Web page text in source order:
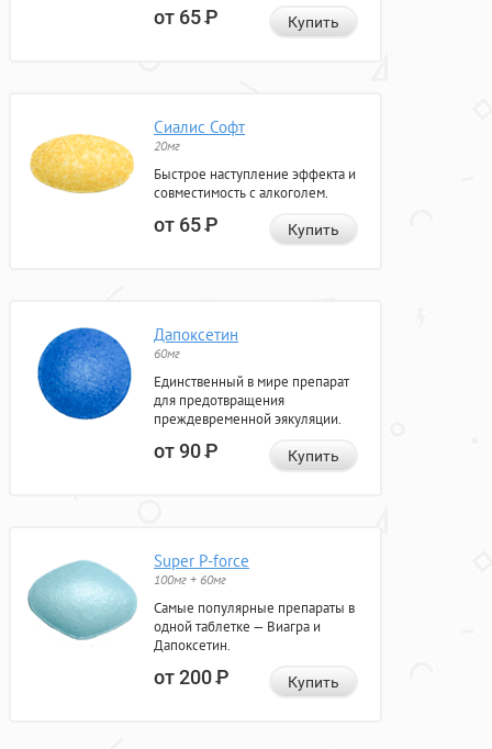
от 65Р Купить
Сиалис Софт
20мг
Быстрое наступление эффекта и
совместимость с алкоголем.
от 65Р Купить
Дапоксетин
60мг
Единственный в мире препарат
для предотвращения
преждевременной эякуляции.
от 90Р Купить
Super P-force
100мг + 60мг
Самые популярные препараты в
одной таблетке — Виагра и
Дапоксетин.
от 200Р Купить